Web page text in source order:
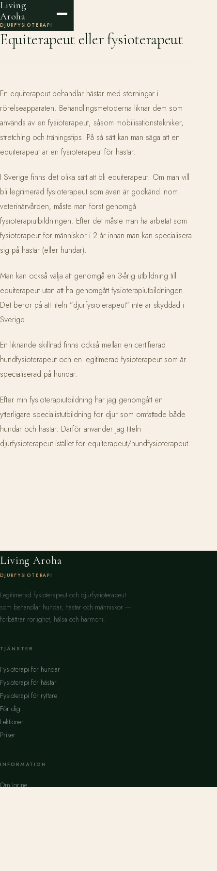
Living
Aroha
DJURFYSIOTERAPI
Equiterapeut eller fysioterapeut
En equiterapeut behandlar hästar med störningar i
rörelseapparaten. Behandlingsmetoderna liknar dem som
används av en fysioterapeut, såsom mobilisationstekniker,
stretching och träningstips. På så sätt kan man säga att en
equiterapeut är en fysioterapeut för hästar.
I Sverige finns det olika sätt att bli equiterapeut. Om man vill
bli legitimerad fysioterapeut som även är godkänd inom
veterinärvården, måste man först genomgå
fysioterapiutbildningen. Efter det måste man ha arbetat som
fysioterapeut för människor i 2 år innan man kan specialisera
sig på hästar (eller hundar).
Man kan också välja att genomgå en 3-årig utbildning till
equiterapeut utan att ha genomgått fysioterapiutbildningen.
Det beror på att titeln ”djurfysioterapeut” inte är skyddad i
Sverige.
En liknande skillnad finns också mellan en certifierad
hundfysioterapeut och en legitimerad fysioterapeut som är
specialiserad på hundar.
Efter min fysioterapiutbildning har jag genomgått en
ytterligare specialistutbildning för djur som omfattade både
hundar och hästar. Därför använder jag titeln
djurfysioterapeut istället för equiterapeut/hundfysioterapeut.
Living Aroha
DJURFYSIOTERAPI
Legitimerad fysioterapeut och djurfysioterapeut
som behandlar hundar, hästar och människor —
förbättrar rörlighet, hälsa och harmoni.
TJÄNSTER
Fysioterapi för hundar
Fysioterapi för hästar
Fysioterapi för ryttare
För dig
Lektioner
Priser
INFORMATION
Om Jorine